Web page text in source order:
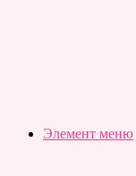
Элемент меню